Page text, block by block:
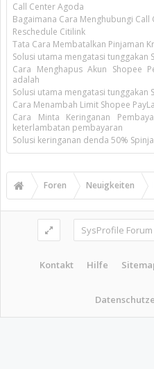
Call Center Agoda
Bagaimana Cara Menghubungi Call
Reschedule Citilink
Tata Cara Membatalkan Pinjaman
Solusi utama mengatasi tunggakan
Cara Menghapus Akun Shopee
adalah
Solusi utama mengatasi tunggakan
Cara Menambah Limit Shopee
Cara Minta Keringanan
keterlambatan pembayaran
Solusi keringanan denda 50%
Foren Neuigkeiten
SysProfile Forum
Kontakt Hilfe